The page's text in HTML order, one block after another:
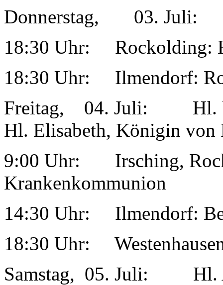
Donnerstag, 03. Juli:
18:30 Uhr: Rockolding:
18:30 Uhr: Ilmendorf:
Freitag, 04. Juli: Hl.
Hl. Elisabeth, Königin von
9:00 Uhr: Irsching,
Krankenkommunion
14:30 Uhr: Ilmendorf:
18:30 Uhr:
Samstag, 05. Juli: Hl.